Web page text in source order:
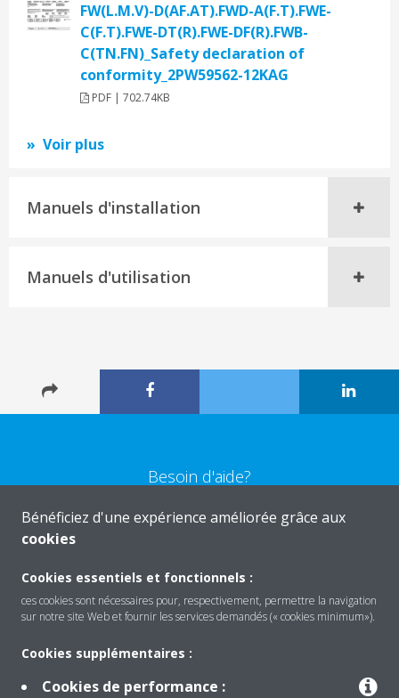
FW(L.M.V)-D(AF.AT).FWD-A(F.T).FWE-
C(F.T).FWE-DT(R).FWE-DF(R).FWB-
C(TN.FN)_Safety declaration of
conformity_2PW59562-12KAG
PDF | 702.74KB
Voir plus
Manuels d'installation
Manuels d'utilisation
Besoin d'aide?
CONTACTEZ-NOUS
Bénéficiez d'une expérience améliorée grâce aux
cookies
Cookies essentiels et fonctionnels :
ces cookies sont nécessaires pour, respectivement, permettre la navigation
sur notre site Web et fournir les services demandés (« cookies minimum»).
Cookies supplémentaires :
Cookies de performance :